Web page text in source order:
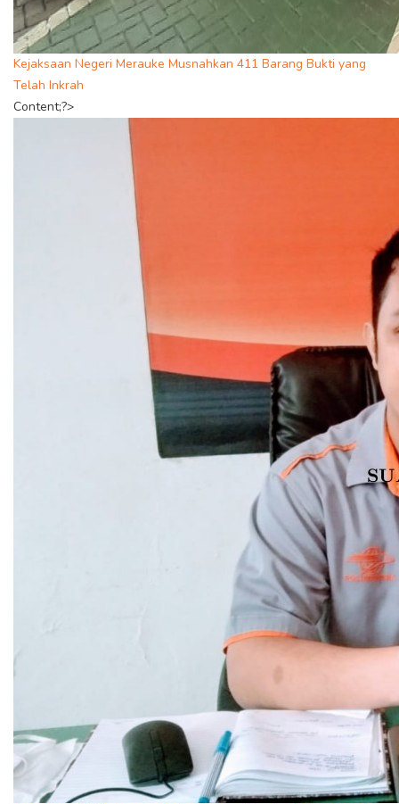
Kejaksaan Negeri Merauke Musnahkan 411 Barang Bukti yang
Telah Inkrah
Content;?>